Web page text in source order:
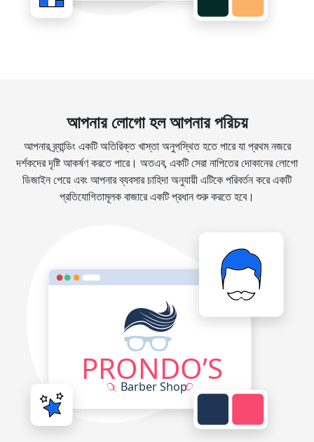
আপনার লোগো হল আপনার পরিচয়
আপনার ব্র্যান্ডিং একটি অতিরিক্ত খাস্তা অনুপস্থিত হতে পারে যা প্রথম নজরে
দর্শকদের দৃষ্টি আকর্ষণ করতে পারে। অতএব, একটি সেরা নাপিতের দোকানের লোগো
ডিজাইন পেয়ে এবং আপনার ব্যবসার চাহিদা অনুযায়ী এটিকে পরিবর্তন করে একটি
প্রতিযোগিতামূলক বাজারে একটি প্রধান শুরু করতে হবে।